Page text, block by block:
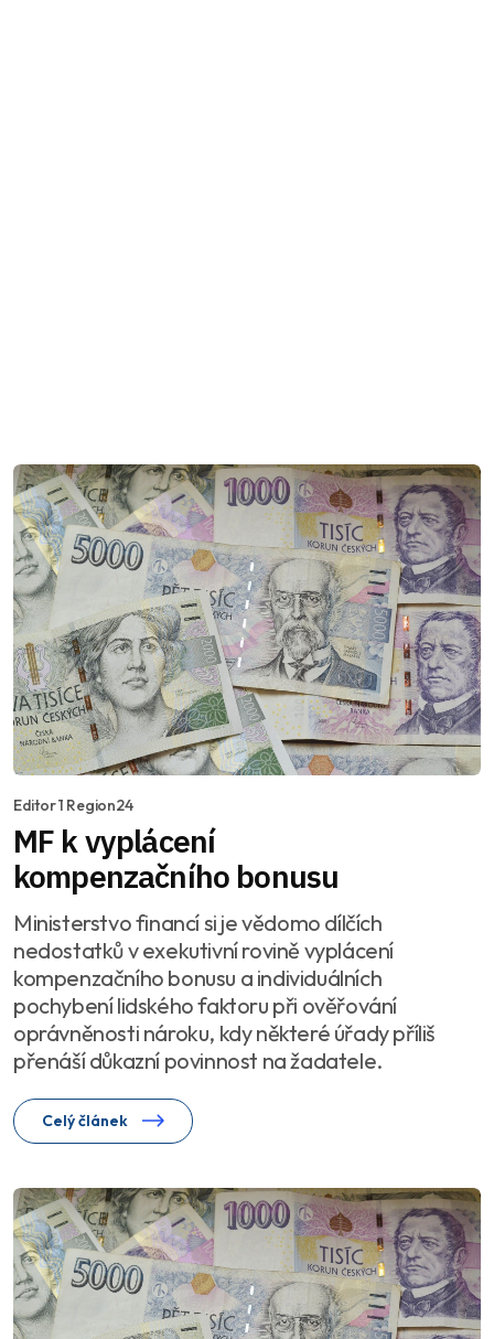
Editor 1 Region24
MF k vyplácení
kompenzačního bonusu
Ministerstvo financí si je vědomo dílčích
nedostatků v exekutivní rovině vyplácení
kompenzačního bonusu a individuálních
pochybení lidského faktoru při ověřování
oprávněnosti nároku, kdy některé úřady příliš
přenáší důkazní povinnost na žadatele.
Celý článek